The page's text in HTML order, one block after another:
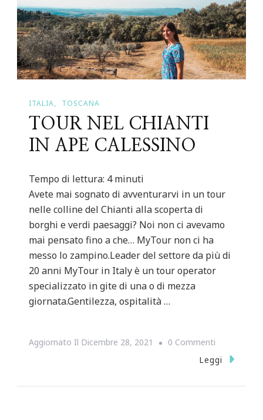
ITALIA TOSCANA
TOUR NEL CHIANTI
IN APE CALESSINO
Tempo di lettura: 4 minuti
Avete mai sognato di avventurarvi in un tour
nelle colline del Chianti alla scoperta di
borghi e verdi paesaggi? Noi non ci avevamo
mai pensato fino a che… MyTour non ci ha
messo lo zampino.Leader del settore da più di
20 anni MyTour in Italy è un tour operator
specializzato in gite di una o di mezza
giornata.Gentilezza, ospitalità …
Aggiornato Il Dicembre 28, 2021 0 Commenti
TOUR
Leggi